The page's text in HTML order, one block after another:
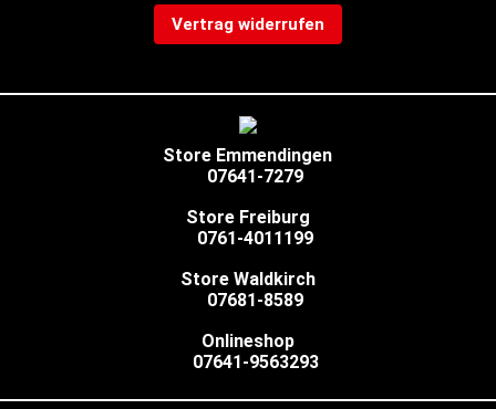
Vertrag widerrufen
Store Emmendingen
07641-7279
Store Freiburg
0761-4011199
Store Waldkirch
07681-8589
Onlineshop
07641-9563293